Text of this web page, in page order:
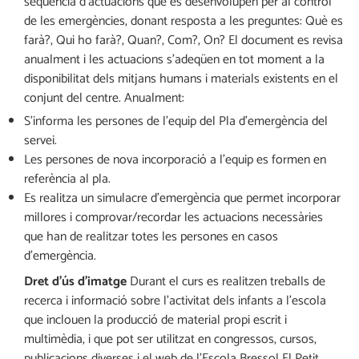
de les emergències, donant resposta a les preguntes: Què es
farà?, Qui ho farà?, Quan?, Com?, On? El document es revisa
anualment i les actuacions s’adeqüen en tot moment a la
disponibilitat dels mitjans humans i materials existents en el
conjunt del centre. Anualment:
S’informa les persones de l’equip del Pla d’emergència del
servei.
Les persones de nova incorporació a l’equip es formen en
referència al pla.
Es realitza un simulacre d’emergència que permet incorporar
millores i comprovar/recordar les actuacions necessàries
que han de realitzar totes les persones en casos
d’emergència.
Dret d’ús d’imatgeDurant el curs es realitzen treballs de
recerca i informació sobre l’activitat dels infants a l’escola
que inclouen la producció de material propi escrit i
multimèdia, i que pot ser utilitzat en congressos, cursos,